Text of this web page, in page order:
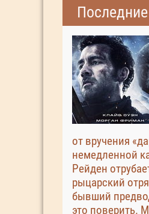
от вручения
немедленной
Рейден
рыцарский
бывший
это поверить.